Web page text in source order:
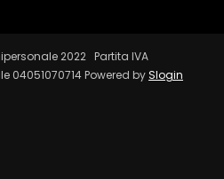
2022 Partita IVA
04051070714 Powered bySlogin